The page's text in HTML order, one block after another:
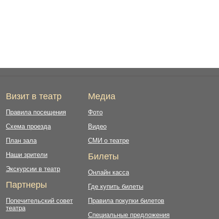
Визит в театр
Правила посещения
Схема проезда
План зала
Наши зрители
Экскурсии в театр
Партнеры
Попечительский совет
театра
Медиа
Фото
Видео
СМИ о театре
Билеты
Онлайн касса
Где купить билеты
Правила покупки билетов
Специальные предложения